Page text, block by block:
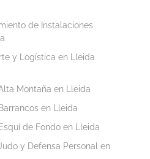
de Instalaciones
y Logística en Lleida
Montaña en Lleida
en Lleida
de Fondo en Lleida
y Defensa Personal en